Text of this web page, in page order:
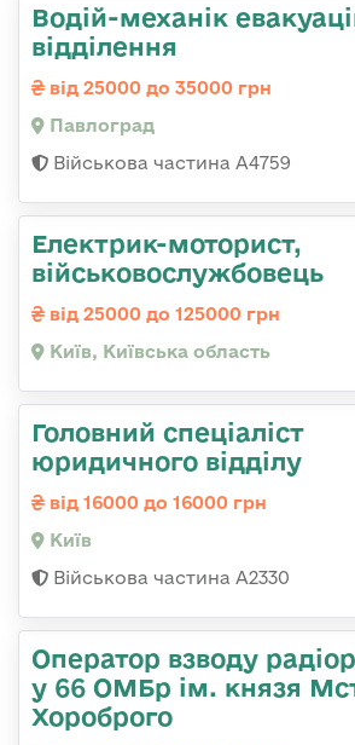
Водій-механік
відділення
від 25000 до 35000 грн
Павлоград
Військова частина А4759
Електрик-моторист,
військовослужбовець
від 25000 до 125000 грн
Київ, Київська область
Головний спеціаліст
юридичного відділу
від 16000 до 16000 грн
Київ
Військова частина A2330
Оператор взводу
у 66 ОМБр ім. князя
Хороброго